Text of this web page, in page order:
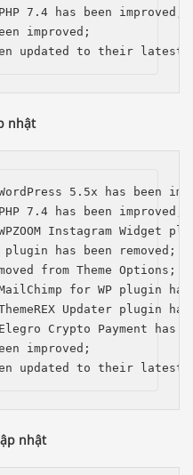
7.4 has been improved;
improved;
updated to their latest
nhật
5.5x has been
7.4 has been improved;
Instagram Widget
has been removed;
from Theme Options;
for WP plugin has
Updater plugin has
Crypto Payment has
improved;
updated to their latest
nhật